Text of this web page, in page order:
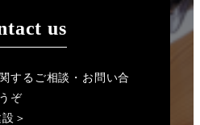
us
するご相談・お問い合
ぞ
＞